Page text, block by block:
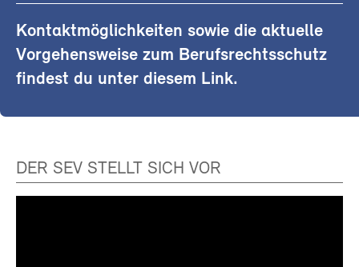
Kontaktmöglichkeiten sowie die aktuelle
Vorgehensweise zum Berufsrechtsschutz
findest du unter diesem Link.
DER SEV STELLT SICH VOR